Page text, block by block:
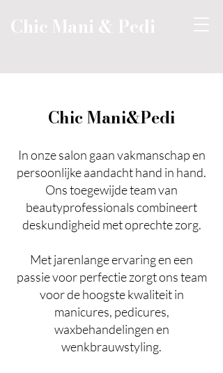
Chic Mani & Pedi
Chic Mani&Pedi
In onze salon gaan vakmanschap en
persoonlijke aandacht hand in hand.
Ons toegewijde team van
beautyprofessionals combineert
deskundigheid met oprechte zorg.
Met jarenlange ervaring en een
passie voor perfectie zorgt ons team
voor de hoogste kwaliteit in
manicures, pedicures,
waxbehandelingen en
wenkbrauwstyling.